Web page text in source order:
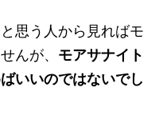
思う人から見ればモ
んが、 モアサナイト
いいのではないでし